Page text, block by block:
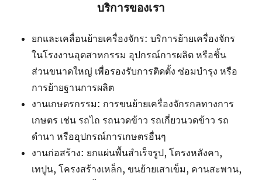
บริการของเรา
ยกและเคลื่อนย้ายเครื่องจักร: บริการย้ายเครื่องจักร
ในโรงงานอุตสาหกรรม อุปกรณ์การผลิต หรือชิ้น
ส่วนขนาดใหญ่ เพื่อรองรับการติดตั้ง ซ่อมบำรุง หรือ
การย้ายฐานการผลิต
งานเกษตรกรรม: การขนย้ายเครื่องจักรกลทางการ
เกษตร เช่น รถไถ รถนวดข้าว รถเกี่ยวนวดข้าว รถ
ดำนา หรืออุปกรณ์การเกษตรอื่นๆ
งานก่อสร้าง: ยกแผ่นพื้นสำเร็จรูป, โครงหลังคา,
เทปูน, โครงสร้างเหล็ก, ขนย้ายเสาเข็ม, คานสะพาน,